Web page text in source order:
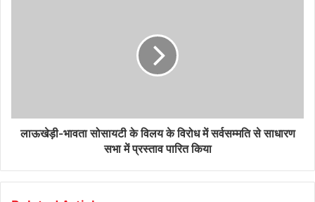
लाऊखेड़ी-भावता सोसायटी के विलय के विरोध में सर्वसम्मति से साधारण
सभा में प्रस्ताव पारित किया